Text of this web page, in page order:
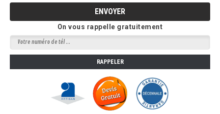
On vous rappelle gratuitement